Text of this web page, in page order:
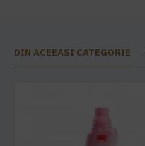
DIN ACEEASI CATEGORIE